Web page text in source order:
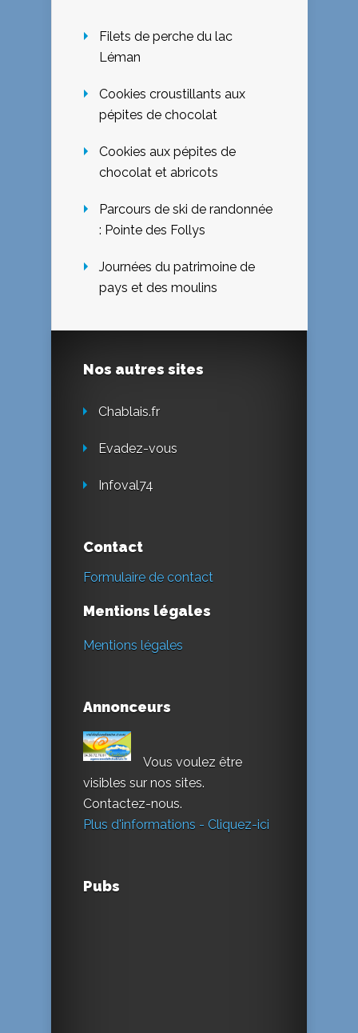
Filets de perche du lac
Léman
Cookies croustillants aux
pépites de chocolat
Cookies aux pépites de
chocolat et abricots
Parcours de ski de randonnée
: Pointe des Follys
Journées du patrimoine de
pays et des moulins
Nos autres sites
Chablais.fr
Evadez-vous
Infoval74
Contact
Formulaire de contact
Mentions légales
Mentions légales
Annonceurs
Vous voulez être
visibles sur nos sites.
Contactez-nous.
Plus d'informations - Cliquez-ici
Pubs